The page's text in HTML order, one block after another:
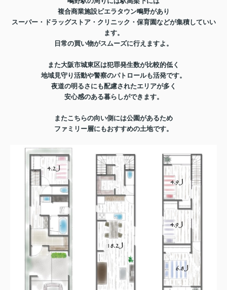
複合商業施設ビエラタウン鴫野があり
スーパー・ドラッグストア・クリニック・保育園などが集積していい
ます。
日常の買い物がスムーズに行えますよ。
また大阪市城東区は犯罪発生数が比較的低く
地域見守り活動や警察のパトロールも活発です。
夜道の明るさにも配慮されたエリアが多く
安心感のある暮らしができます。
またこちらの向い側には公園があるため
ファミリー層にもおすすめの土地です。